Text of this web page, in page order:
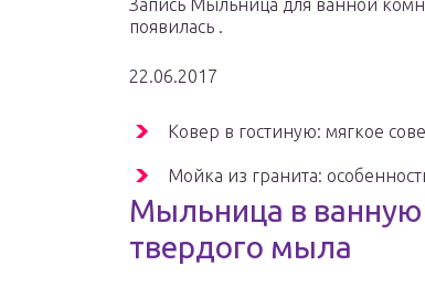
Запись Мыльница для ванной
появилась .
22.06.2017
Ковер в гостиную: мягкое
Мойка из гранита:
Мыльница в
твердого мыла